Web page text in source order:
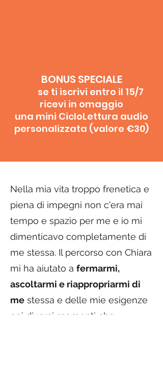
BONUS SPECIALE
se ti iscrivi entro il 15/7
ricevi in omaggio
una mini CicloLettura audio
personalizzata (valore €30)
Nella mia vita troppo frenetica e
piena di impegni non c'era mai
tempo e spazio per me e io mi
dimenticavo completamente di
me stessa. Il percorso con Chiara
mi ha aiutato a fermarmi,
ascoltarmi e riappropriarmi di
me stessa e delle mie esigenze
nei diversi momenti che